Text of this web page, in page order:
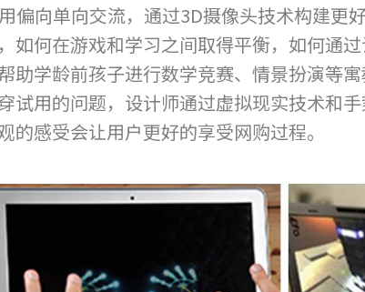
偏向单向交流，通过3D摄像头技术构建更
如何在游戏和学习之间取得平衡，如何通
助学龄前孩子进行数学竞赛、情景扮演等
用的问题，设计师通过虚拟现实技术和手
感受会让用户更好的享受网购过程。